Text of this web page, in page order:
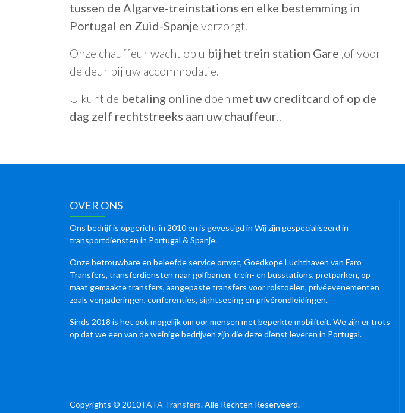
tussen de Algarve-treinstations en elke bestemming in
Portugal en Zuid-Spanje verzorgt.
Onze chauffeur wacht op u bij het trein station Gare ,of voor
de deur bij uw accommodatie.
U kunt de betaling online doen met uw creditcard of op de
dag zelf rechtstreeks aan uw chauffeur..
OVER ONS
Ons bedrijf is opgericht in 2010 en is gevestigd in Wij zijn gespecialiseerd in
transportdiensten in Portugal & Spanje.
Onze betrouwbare en beleefde service omvat, Goedkope Luchthaven van Faro
Transfers, transferdiensten naar golfbanen, trein- en busstations, pretparken, op
maat gemaakte transfers, aangepaste transfers voor rolstoelen, privéevenementen
zoals vergaderingen, conferenties, sightseeing en privérondleidingen.
Sinds 2018 is het ook mogelijk om oor mensen met beperkte mobiliteit. We zijn er trots
op dat we een van de weinige bedrijven zijn die deze dienst leveren in Portugal.
Copyrights © 2010FATA Transfers. Alle Rechten Reserveerd.